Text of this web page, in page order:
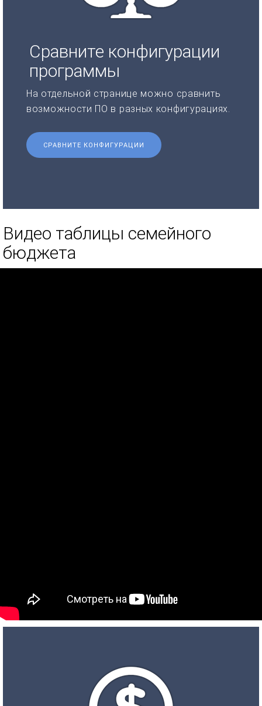
Сравните конфигурации
программы
На отдельной странице можно сравнить
возможности ПО в разных конфигурациях.
СРАВНИТЕ КОНФИГУРАЦИИ
Видео таблицы семейного
бюджета